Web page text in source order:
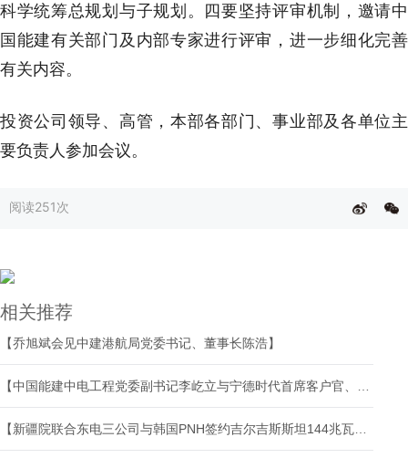
科学统筹总规划与子规划。四要坚持评审机制，邀请中
国能建有关部门及内部专家进行评审，进一步细化完善
有关内容。
投资公司领导、高管，本部各部门、事业部及各单位主
要负责人参加会议。
阅读251次
相关推荐
【乔旭斌会见中建港航局党委书记、董事长陈浩】
【中国能建中电工程党委副书记李屹立与宁德时代首席客户官、市场体系联席总裁谭立斌会谈】
【新疆院联合东电三公司与韩国PNH签约吉尔吉斯斯坦144兆瓦光伏EPC项目】